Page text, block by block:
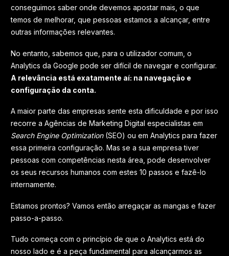
conseguimos saber onde devemos apostar mais, o que
temos de melhorar, que pessoas estamos a alcançar, entre
outras informações relevantes.
No entanto, sabemos que, para o utilizador comum, o
Analytics da Google pode ser difícil de navegar e configurar.
A relevância está exatamente aí: na navegação e
configuração da conta.
A maior parte das empresas sente esta dificuldade e por isso
recorre a Agências de Marketing Digital especialistas em
Search Engine Optimization(SEO) ou em Analytics para fazer
essa primeira configuração. Mas se a sua empresa tiver
pessoas com competências nesta área, pode desenvolver
os seus recursos humanos com estes 10 passos e fazê-lo
internamente.
Estamos prontos? Vamos então arregaçar as mangas e fazer
passo-a-passo.
Tudo começa com o princípio de que o Analytics está do
nosso lado e é a peça fundamental para alcançarmos as